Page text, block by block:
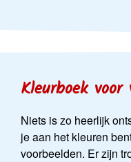
Kleurboek voor
Niets is zo heerlijk
je aan het kleuren
voorbeelden. Er zijn